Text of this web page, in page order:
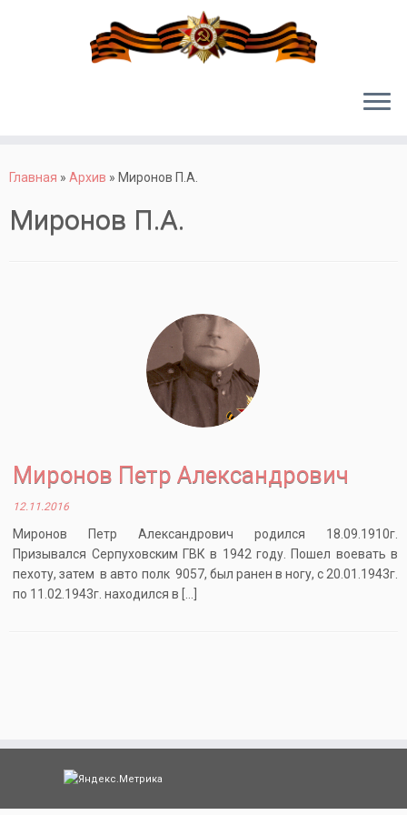
Главная » Архив » Миронов П.А.
Миронов П.А.
Миронов Петр Александрович
12.11.2016
Миронов Петр Александрович родился 18.09.1910г.
Призывался Серпуховским ГВК в 1942 году. Пошел воевать в
пехоту, затем в авто полк 9057, был ранен в ногу, с 20.01.1943г.
по 11.02.1943г. находился в […]